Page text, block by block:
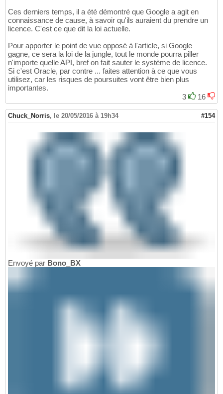
Ces derniers temps, il a été démontré que Google a agit en
connaissance de cause, à savoir qu'ils auraient du prendre un
licence. C'est ce que dit la loi actuelle.
Pour apporter le point de vue opposé à l'article, si Google
gagne, ce sera la loi de la jungle, tout le monde pourra piller
n'importe quelle API, bref on fait sauter le système de licence.
Si c'est Oracle, par contre ... faites attention à ce que vous
utilisez, car les risques de poursuites vont être bien plus
importantes.
3
16
Chuck_Norris, le 20/05/2016 à 19h34 #154
Envoyé par Bono_BX